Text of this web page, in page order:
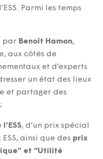
Parmi les temps
par Benoît Hamon,
aux côtés de
et d’experts
un état des lieux
et partager des
, d’un prix spécial
ainsi que des prix
et “Utilité